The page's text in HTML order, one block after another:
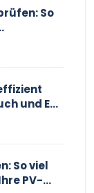
So
und EU-
So viel
PV-